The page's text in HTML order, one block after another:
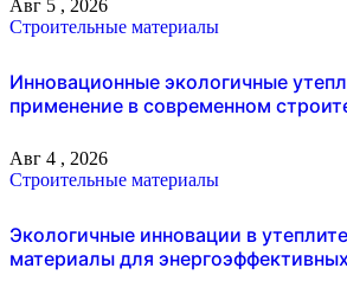
Авг 5 , 2026
Строительные материалы
Инновационные экологичные
применение в современном
Авг 4 , 2026
Строительные материалы
Экологичные инновации в
материалы для